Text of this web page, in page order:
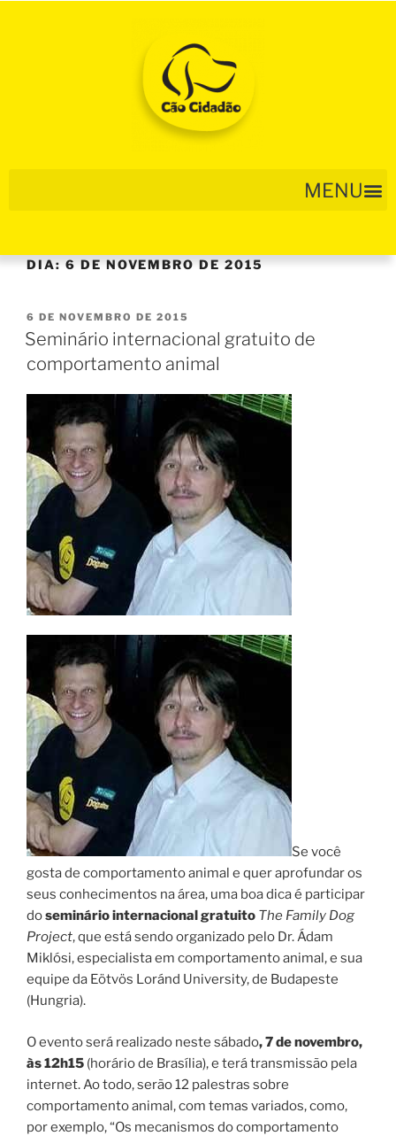
DIA:6 DE NOVEMBRO DE 2015
6 DE NOVEMBRO DE 2015
Seminário internacional gratuito de
comportamento animal
Se você
gosta de comportamento animal e quer aprofundar os
seus conhecimentos na área, uma boa dica é participar
doseminário internacional gratuito The Family Dog
Project, que está sendo organizado pelo Dr. Ádam
Miklósi, especialista em comportamento animal, e sua
equipe da Eötvös Loránd University, de Budapeste
(Hungria).
O evento será realizado neste sábado, 7 de novembro,
às 12h15 (horário de Brasília), e terá transmissão pela
internet. Ao todo, serão 12 palestras sobre
comportamento animal, com temas variados, como,
por exemplo, “Os mecanismos do comportamento